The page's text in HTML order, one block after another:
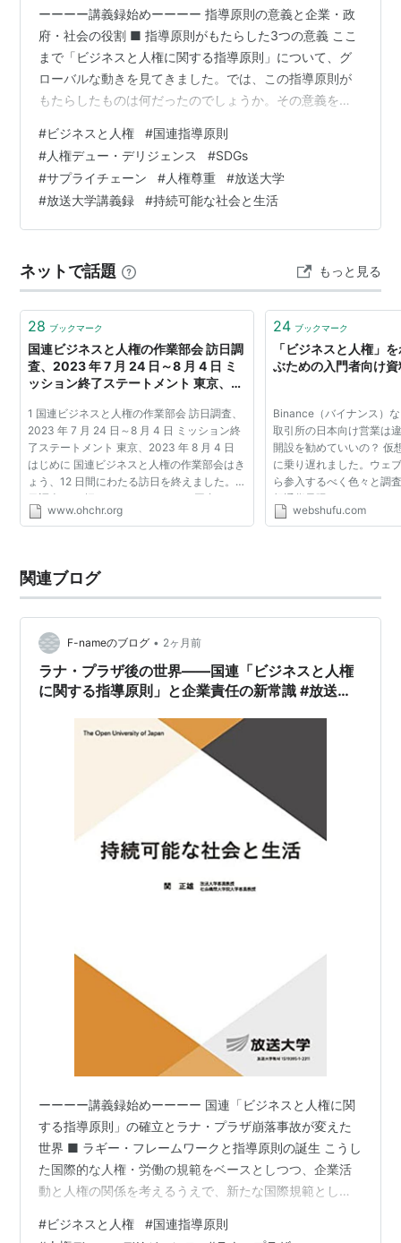
ーーーー講義録始めーーーー 指導原則の意義と企業・政
府・社会の役割 ■ 指導原則がもたらした3つの意義 ここ
まで「ビジネスと人権に関する指導原則」について、グ
ローバルな動きを見てきました。では、この指導原則が
もたらしたものは何だったのでしょうか。その意義を少
をどうすれば実現できるのか、問題解決のあり方や具体
的な方法を考えるうえで、ここからは非常に貴重な示唆
が得られます。人権というと、どうしても理念や価値の
話に見えがちです。しかし、持続可能な社会をつくるた
めには、理念を理念のまま終わらせず、制度、経営、政
#ビジネスと人権 #国連指導原則
#人権デュー・デリジェンス #SDGs
#サプライチェーン #人権尊重 #放送大学
#放送大学講義録 #持続可能な社会と生活
ネットで話題 もっと見る
28 ブックマーク
国連ビジネスと人権の作業部会 訪日調
査、2023 年 7 月 24 日～8 月 4 日 ミ
ッション終了ステートメント 東京、
1 国連ビジネスと人権の作業部会 訪日調査、
2023 年 7 月 24 日～8 月 4 日 ミッション終
了ステートメント 東京、2023 年 8 月 4 日
はじめに 国連ビジネスと人権の作業部会はき
ょう、12 日間にわたる訪日を終えました。訪
日調査 にお招き いただき、また、国内で
も、在ジュネーブ政府代表部でも素晴らしい
www.ohchr.org
24 ブックマーク
「ビジネスと人権」
ぶための入門者向け
Binance（バイナンス）
取引所の日本向け営業は
開設を勧めていいの？ 仮
に乗り遅れました。ウェ
ら参入するべく色々と調
想通貨界隈ではBinance
エイト祭りが酷過ぎやし
webshufu.com
関連ブログ
F-nameのブログ • 2ヶ月前
ラナ・プラザ後の世界――国連「ビジネスと人権
に関する指導原則」と企業責任の新常識 #放送大
ーーーー講義録始めーーーー 国連「ビジネスと人権に関
する指導原則」の確立とラナ・プラザ崩落事故が変えた
世界 ■ ラギー・フレームワークと指導原則の誕生 こうし
た国際的な人権・労働の規範をベースとしつつ、企業活
動と人権の関係を考えるうえで、新たな国際規範として
関する指導原則」です。英語では、Guiding Principles on
#ビジネスと人権 #国連指導原則